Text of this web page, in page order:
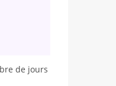
de jours